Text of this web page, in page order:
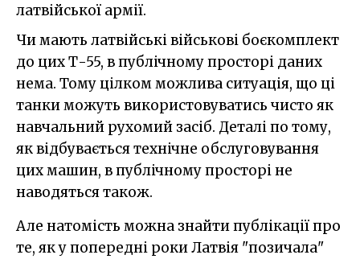
латвійської армії.
Чи мають латвійські військові боєкомплект
до цих Т-55, в публічному просторі даних
нема. Тому цілком можлива ситуація, що ці
танки можуть використовуватись чисто як
навчальний рухомий засіб. Деталі по тому,
як відбувається технічне обслуговування
цих машин, в публічному просторі не
наводяться також.
Але натомість можна знайти публікації про
те, як у попередні роки Латвія "позичала"